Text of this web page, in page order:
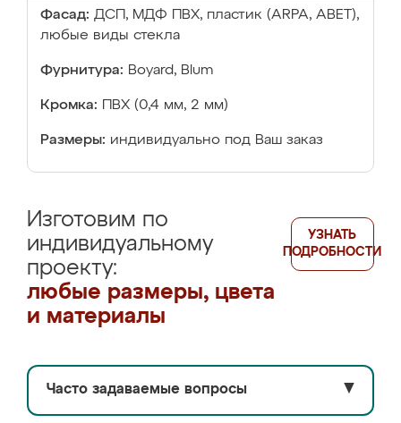
Фасад: ДСП, МДФ ПВХ, пластик (ARPA, ABET),
любые виды стекла
Фурнитура: Boyard, Blum
Кромка: ПВХ (0,4 мм, 2 мм)
Размеры: индивидуально под Ваш заказ
Изготовим по
индивидуальному
проекту:
любые размеры, цвета
и материалы
УЗНАТЬ
ПОДРОБНОСТИ
Часто задаваемые вопросы ▼